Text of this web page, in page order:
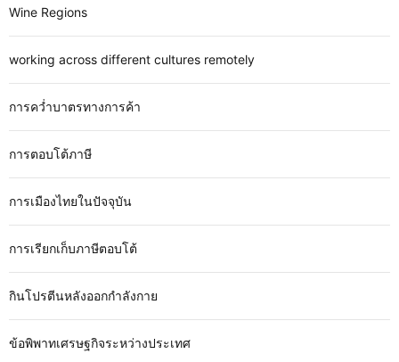
Wine Regions
working across different cultures remotely
การคว่ำบาตรทางการค้า
การตอบโต้ภาษี
การเมืองไทยในปัจจุบัน
การเรียกเก็บภาษีตอบโต้
กินโปรตีนหลังออกกำลังกาย
ข้อพิพาทเศรษฐกิจระหว่างประเทศ